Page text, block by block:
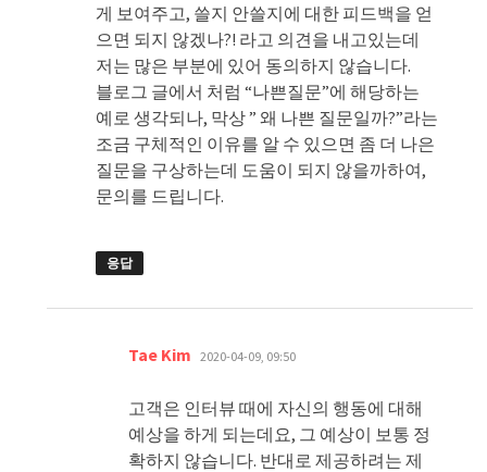
게 보여주고, 쓸지 안쓸지에 대한 피드백을 얻
으면 되지 않겠나?! 라고 의견을 내고있는데
저는 많은 부분에 있어 동의하지 않습니다.
블로그 글에서 처럼 “나쁜질문”에 해당하는
예로 생각되나, 막상 ” 왜 나쁜 질문일까?”라는
조금 구체적인 이유를 알 수 있으면 좀 더 나은
질문을 구상하는데 도움이 되지 않을까하여,
문의를 드립니다.
응답
Tae Kim 댓
글:
2020-04-09, 09:50
고객은 인터뷰 때에 자신의 행동에 대해
예상을 하게 되는데요, 그 예상이 보통 정
확하지 않습니다. 반대로 제공하려는 제